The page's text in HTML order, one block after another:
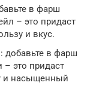
в фарш
– это придаст
и вкус.
добавьте в фарш
– это придаст
и насыщенный